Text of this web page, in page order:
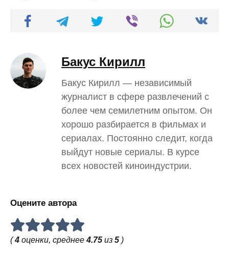
Бакус Кирилл
Бакус Кирилл — независимый
журналист в сфере развлечений с
более чем семилетним опытом. Он
хорошо разбирается в фильмах и
сериалах. Постоянно следит, когда
выйдут новые сериалы. В курсе
всех новостей киноиндустрии.
Оцените автора
(4 оценки, среднее4.75 из 5 )